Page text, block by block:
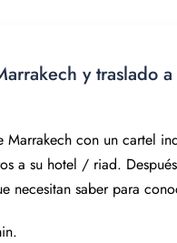
y traslado a
Marrakech con un cartel
a su hotel / riad.
necesitan saber para